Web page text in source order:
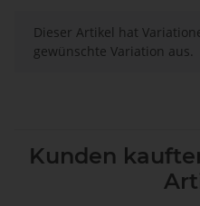
xDieser Artikel hat
gewünschte Variation aus.
Kunden